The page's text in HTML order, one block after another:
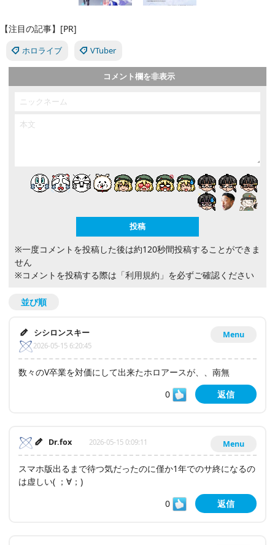
【注目の記事】[PR]
ホロライブ VTuber
コメント欄を非表示
※一度コメントを投稿した後は約120秒間投稿することができま
せん
※コメントを投稿する際は 「利用規約」 を必ずご確認ください
並び順
Menu
シシロンスキー
2026-05-15 6:20:45
数々のV卒業を対価にして出来たホロアースが、、南無
0
返信
Menu
Dr.fox 2026-05-15 0:09:11
スマホ版出るまで待つ気だったのに僅か1年でのサ終になるの
は虚しい(⁠ ⁠；⁠∀⁠；⁠)
0
返信